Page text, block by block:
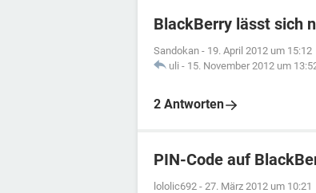
BlackBerry lässt sich
Sandokan - 19. April 2012 um 15:12
uli - 15. November 2012 um
2 Antworten
PIN-Code auf
lololic692 - 27. März 2012 um 10:21